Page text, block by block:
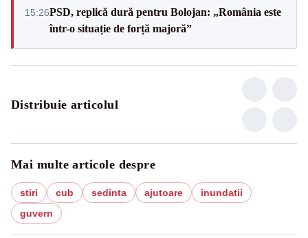
15:26PSD, replică dură pentru Bolojan: „România este
într-o situație de forță majoră”
Distribuie articolul
Mai multe articole despre
stiri cub sedinta ajutoare
inundatii
guvern